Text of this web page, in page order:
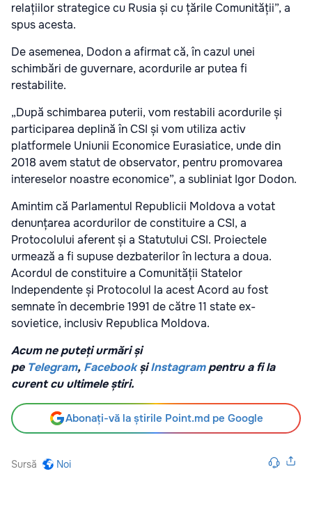
relațiilor strategice cu Rusia și cu țările Comunității”, a
spus acesta.
De asemenea, Dodon a afirmat că, în cazul unei
schimbări de guvernare, acordurile ar putea fi
restabilite.
„După schimbarea puterii, vom restabili acordurile și
participarea deplină în CSI și vom utiliza activ
platformele Uniunii Economice Eurasiatice, unde din
2018 avem statut de observator, pentru promovarea
intereselor noastre economice”, a subliniat Igor Dodon.
Amintim că Parlamentul Republicii Moldova a votat
denunțarea acordurilor de constituire a CSI, a
Protocolului aferent și a Statutului CSI. Proiectele
urmează a fi supuse dezbaterilor în lectura a doua.
Acordul de constituire a Comunității Statelor
Independente și Protocolul la acest Acord au fost
semnate în decembrie 1991 de către 11 state ex-
sovietice, inclusiv Republica Moldova.
Acum ne puteți urmări și
pe Telegram, Facebook șiInstagrampentru a fi la
curent cu ultimele știri.
Abonați-vă la știrile Point.md pe Google
Sursă Noi